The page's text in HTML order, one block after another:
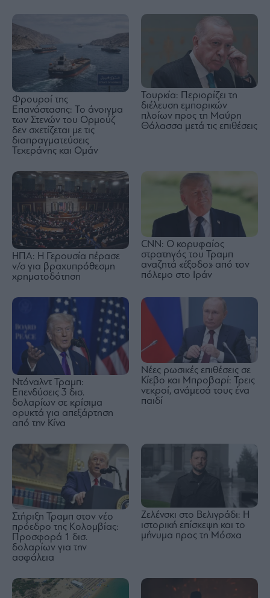
Φρουροί της
Επανάστασης: Το άνοιγμα
των Στενών του Ορμούζ
δεν σχετίζεται με τις
διαπραγματεύσεις
Τεχεράνης και Ομάν
Τουρκία: Περιορίζει τη
διέλευση εμπορικών
πλοίων προς τη Μαύρη
Θάλασσα μετά τις επιθέσεις
ΗΠΑ: Η Γερουσία πέρασε
ν/σ για βραχυπρόθεσμη
χρηματοδότηση
CNN: Ο κορυφαίος
στρατηγός του Τραμπ
αναζητά «έξοδο» από τον
πόλεμο στο Ιράν
Ντόναλντ Τραμπ:
Επενδύσεις 3 δισ.
δολαρίων σε κρίσιμα
ορυκτά για απεξάρτηση
από την Κίνα
Νέες ρωσικές επιθέσεις σε
Κίεβο και Μπροβαρί: Τρεις
νεκροί, ανάμεσά τους ένα
παιδί
Στήριξη Τραμπ στον νέο
πρόεδρο της Κολομβίας:
Προσφορά 1 δισ.
δολαρίων για την
ασφάλεια
Ζελένσκι στο Βελιγράδι: Η
ιστορική επίσκεψη και το
μήνυμα προς τη Μόσχα